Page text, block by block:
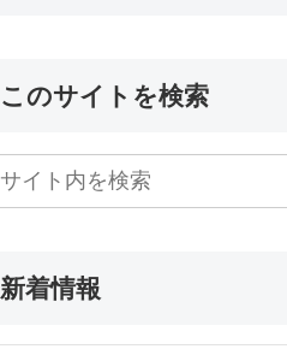
このサイトを検索
新着情報